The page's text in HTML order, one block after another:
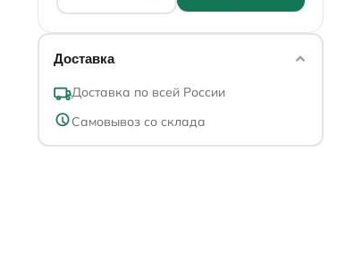
Доставка
Доставка по всей России
Самовывоз со склада